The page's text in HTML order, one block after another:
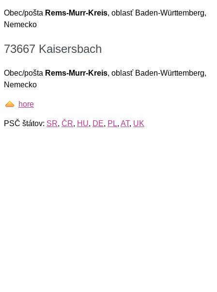
Obec/pošta Rems-Murr-Kreis, oblasť Baden-Württemberg,
Nemecko
73667 Kaisersbach
Obec/pošta Rems-Murr-Kreis, oblasť Baden-Württemberg,
Nemecko
hore
PSČ štátov: SR, ČR, HU, DE, PL, AT, UK